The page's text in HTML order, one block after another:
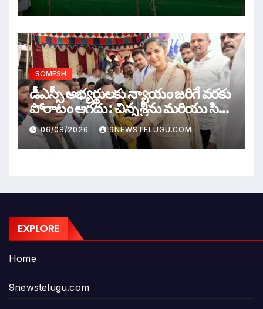
SOMESH
డీఎస్సీ అభ్యర్థులకు న్యాయం జరిగే వరకు
పోరాటం ఆగదు : చిన్న శ్రీను మరియు సిరి
సహస్ర
06/08/2026 9NEWSTELUGU.COM
EXPLORE
Home
9newstelugu.com